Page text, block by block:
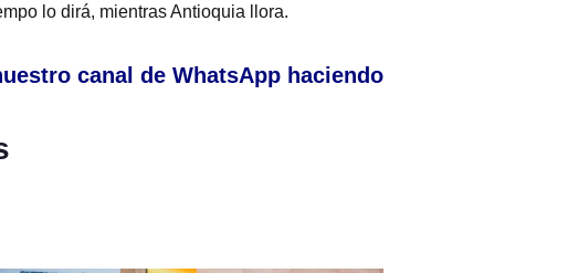
lo dirá, mientras Antioquia llora.
canal de WhatsApp haciendo